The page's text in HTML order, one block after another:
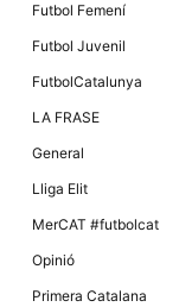
Futbol Femení
Futbol Juvenil
FutbolCatalunya
LA FRASE
General
Lliga Elit
MerCAT #futbolcat
Opinió
Primera Catalana